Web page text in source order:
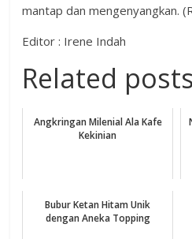
mantap dan mengenyangkan.
Editor : Irene Indah
Related
Angkringan Milenial Ala Kafe
Kekinian
Bubur Ketan Hitam Unik
dengan Aneka Topping